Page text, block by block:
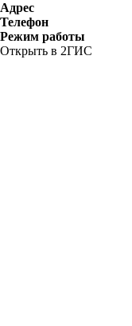
Адрес
Телефон
Режим работы
Открыть в 2ГИС